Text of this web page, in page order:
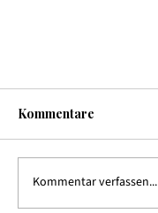
Kommentare
Kommentar verfassen...